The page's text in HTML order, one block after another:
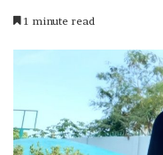
1 minute read